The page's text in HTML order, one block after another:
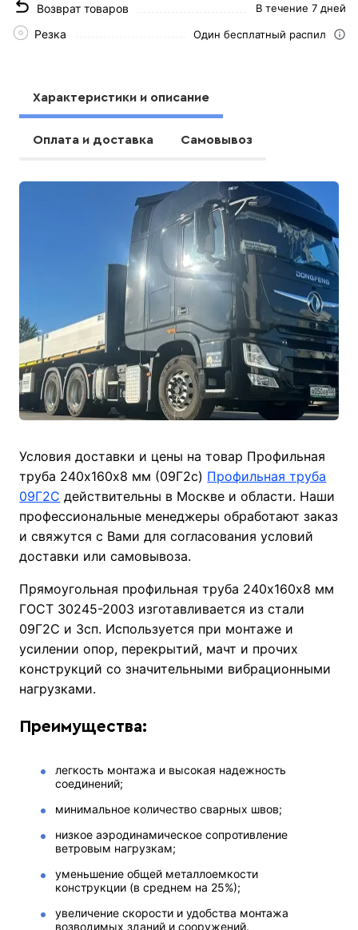
Возврат товаров В течение 7 дней
Резка Один бесплатный распил
Характеристики и описание
Оплата и доставка Самовывоз
Условия доставки и цены на товар Профильная
труба 240х160х8 мм (09Г2с) Профильная труба
09Г2С действительны в Москве и области. Наши
профессиональные менеджеры обработают заказ
и свяжутся с Вами для согласования условий
доставки или самовывоза.
Прямоугольная профильная труба 240х160х8 мм
ГОСТ 30245-2003 изготавливается из стали
09Г2С и 3сп. Используется при монтаже и
усилении опор, перекрытий, мачт и прочих
конструкций со значительными вибрационными
нагрузками.
Преимущества:
легкость монтажа и высокая надежность
соединений;
минимальное количество сварных швов;
низкое аэродинамическое сопротивление
ветровым нагрузкам;
уменьшение общей металлоемкости
конструкции (в среднем на 25%);
увеличение скорости и удобства монтажа
возводимых зданий и сооружений.